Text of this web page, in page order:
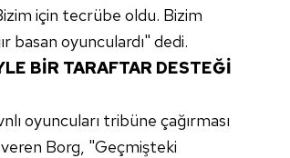
için tecrübe oldu. Bizim
basan oyunculardı" dedi.
BİR TARAFTAR DESTEĞİ
oyuncuları tribüne çağırması
Borg, "Geçmişteki